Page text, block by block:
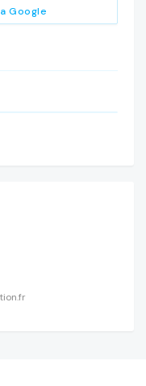
Google